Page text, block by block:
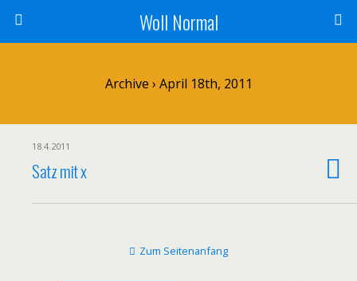
Woll Normal
Archive › April 18th, 2011
18.4.2011
Satz mit x
Zum Seitenanfang